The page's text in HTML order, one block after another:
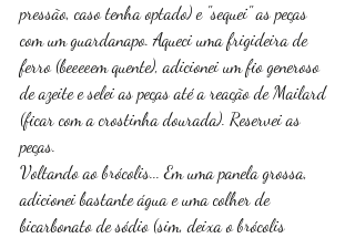
pressão, caso tenha optado) e "sequei" as peças
com um guardanapo. Aqueci uma frigideira de
ferro (beeeeem quente), adicionei um fio generoso
de azeite e selei as peças até a reação de Mailard
(ficar com a crostinha dourada). Reservei as
peças.
Voltando ao brócolis... Em uma panela grossa,
adicionei bastante água e uma colher de
bicarbonato de sódio (sim, deixa o brócolis